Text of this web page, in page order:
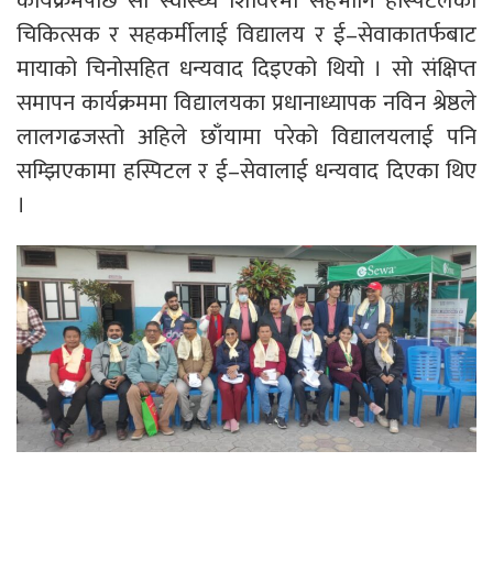
चिकित्सक र सहकर्मीलाई विद्यालय र ई–सेवाकातर्फबाट
मायाको चिनोसहित धन्यवाद दिइएको थियो । सो संक्षिप्त
समापन कार्यक्रममा विद्यालयका प्रधानाध्यापक नविन श्रेष्ठले
लालगढजस्तो अहिले छाँयामा परेको विद्यालयलाई पनि
सम्झिएकामा हस्पिटल र ई–सेवालाई धन्यवाद दिएका थिए
।